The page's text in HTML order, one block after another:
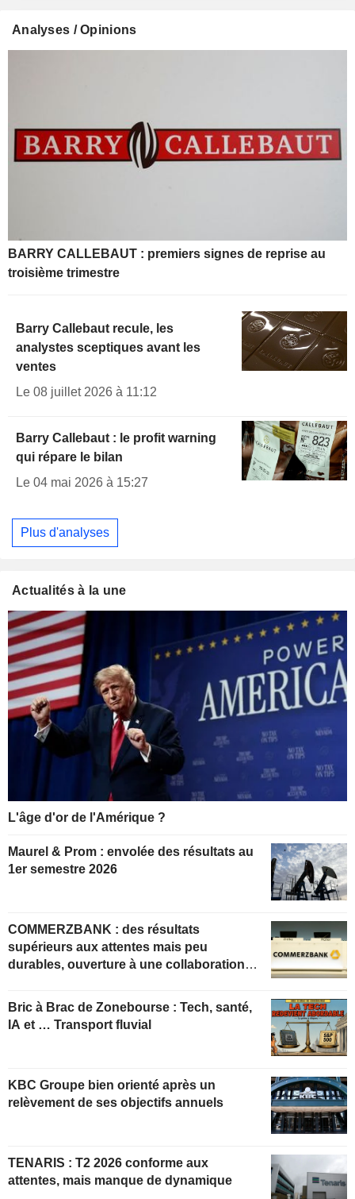
Analyses / Opinions
BARRY CALLEBAUT : premiers signes de reprise au
troisième trimestre
Barry Callebaut recule, les
analystes sceptiques avant les
ventes
Le 08 juillet 2026 à 11:12
Barry Callebaut : le profit warning
qui répare le bilan
Le 04 mai 2026 à 15:27
Plus d'analyses
Actualités à la une
L'âge d'or de l'Amérique ?
Maurel & Prom : envolée des résultats au
1er semestre 2026
COMMERZBANK : des résultats
supérieurs aux attentes mais peu
durables, ouverture à une collaboration
Bric à Brac de Zonebourse : Tech, santé,
IA et … Transport fluvial
KBC Groupe bien orienté après un
relèvement de ses objectifs annuels
TENARIS : T2 2026 conforme aux
attentes, mais manque de dynamique